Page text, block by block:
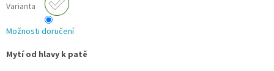
Varianta
Možnosti doručení
Mytí od hlavy k patě